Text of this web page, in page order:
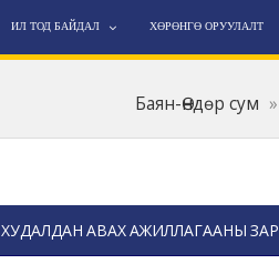
ИЛ ТОД БАЙДАЛ ХӨРӨНГӨ ОРУУЛАЛТ
Баян-Өндөр сум
ХУДАЛДАН АВАХ АЖИЛЛАГААНЫ ЗАР